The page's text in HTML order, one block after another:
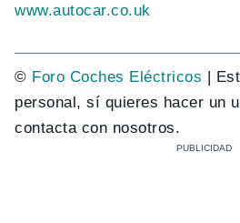
www.autocar.co.uk
© Foro Coches Eléctricos |
personal, sí quieres hacer un
contacta con nosotros.